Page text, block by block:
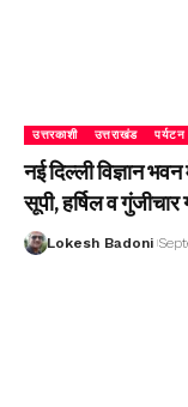
उत्तरकाशी उत्तराखंड पर्यटन
नई दिल्ली विज्ञान
सूपी, हर्षिल व
Lokesh Badoni